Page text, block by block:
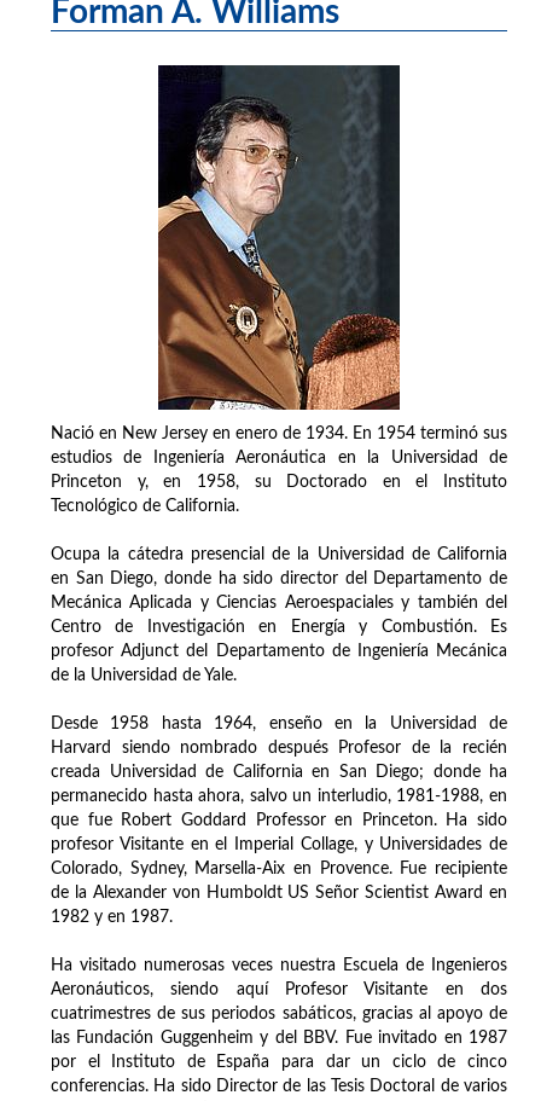
Forman A. Williams
Nació en New Jersey en enero de 1934. En 1954 terminó sus
estudios de Ingeniería Aeronáutica en la Universidad de
Princeton y, en 1958, su Doctorado en el Instituto
Tecnológico de California.
Ocupa la cátedra presencial de la Universidad de California
en San Diego, donde ha sido director del Departamento de
Mecánica Aplicada y Ciencias Aeroespaciales y también del
Centro de Investigación en Energía y Combustión. Es
profesor Adjunct del Departamento de Ingeniería Mecánica
de la Universidad de Yale.
Desde 1958 hasta 1964, enseño en la Universidad de
Harvard siendo nombrado después Profesor de la recién
creada Universidad de California en San Diego; donde ha
permanecido hasta ahora, salvo un interludio, 1981-1988, en
que fue Robert Goddard Professor en Princeton. Ha sido
profesor Visitante en el Imperial Collage, y Universidades de
Colorado, Sydney, Marsella-Aix en Provence. Fue recipiente
de la Alexander von Humboldt US Señor Scientist Award en
1982 y en 1987.
Ha visitado numerosas veces nuestra Escuela de Ingenieros
Aeronáuticos, siendo aquí Profesor Visitante en dos
cuatrimestres de sus periodos sabáticos, gracias al apoyo de
las Fundación Guggenheim y del BBV. Fue invitado en 1987
por el Instituto de España para dar un ciclo de cinco
conferencias. Ha sido Director de las Tesis Doctoral de varios